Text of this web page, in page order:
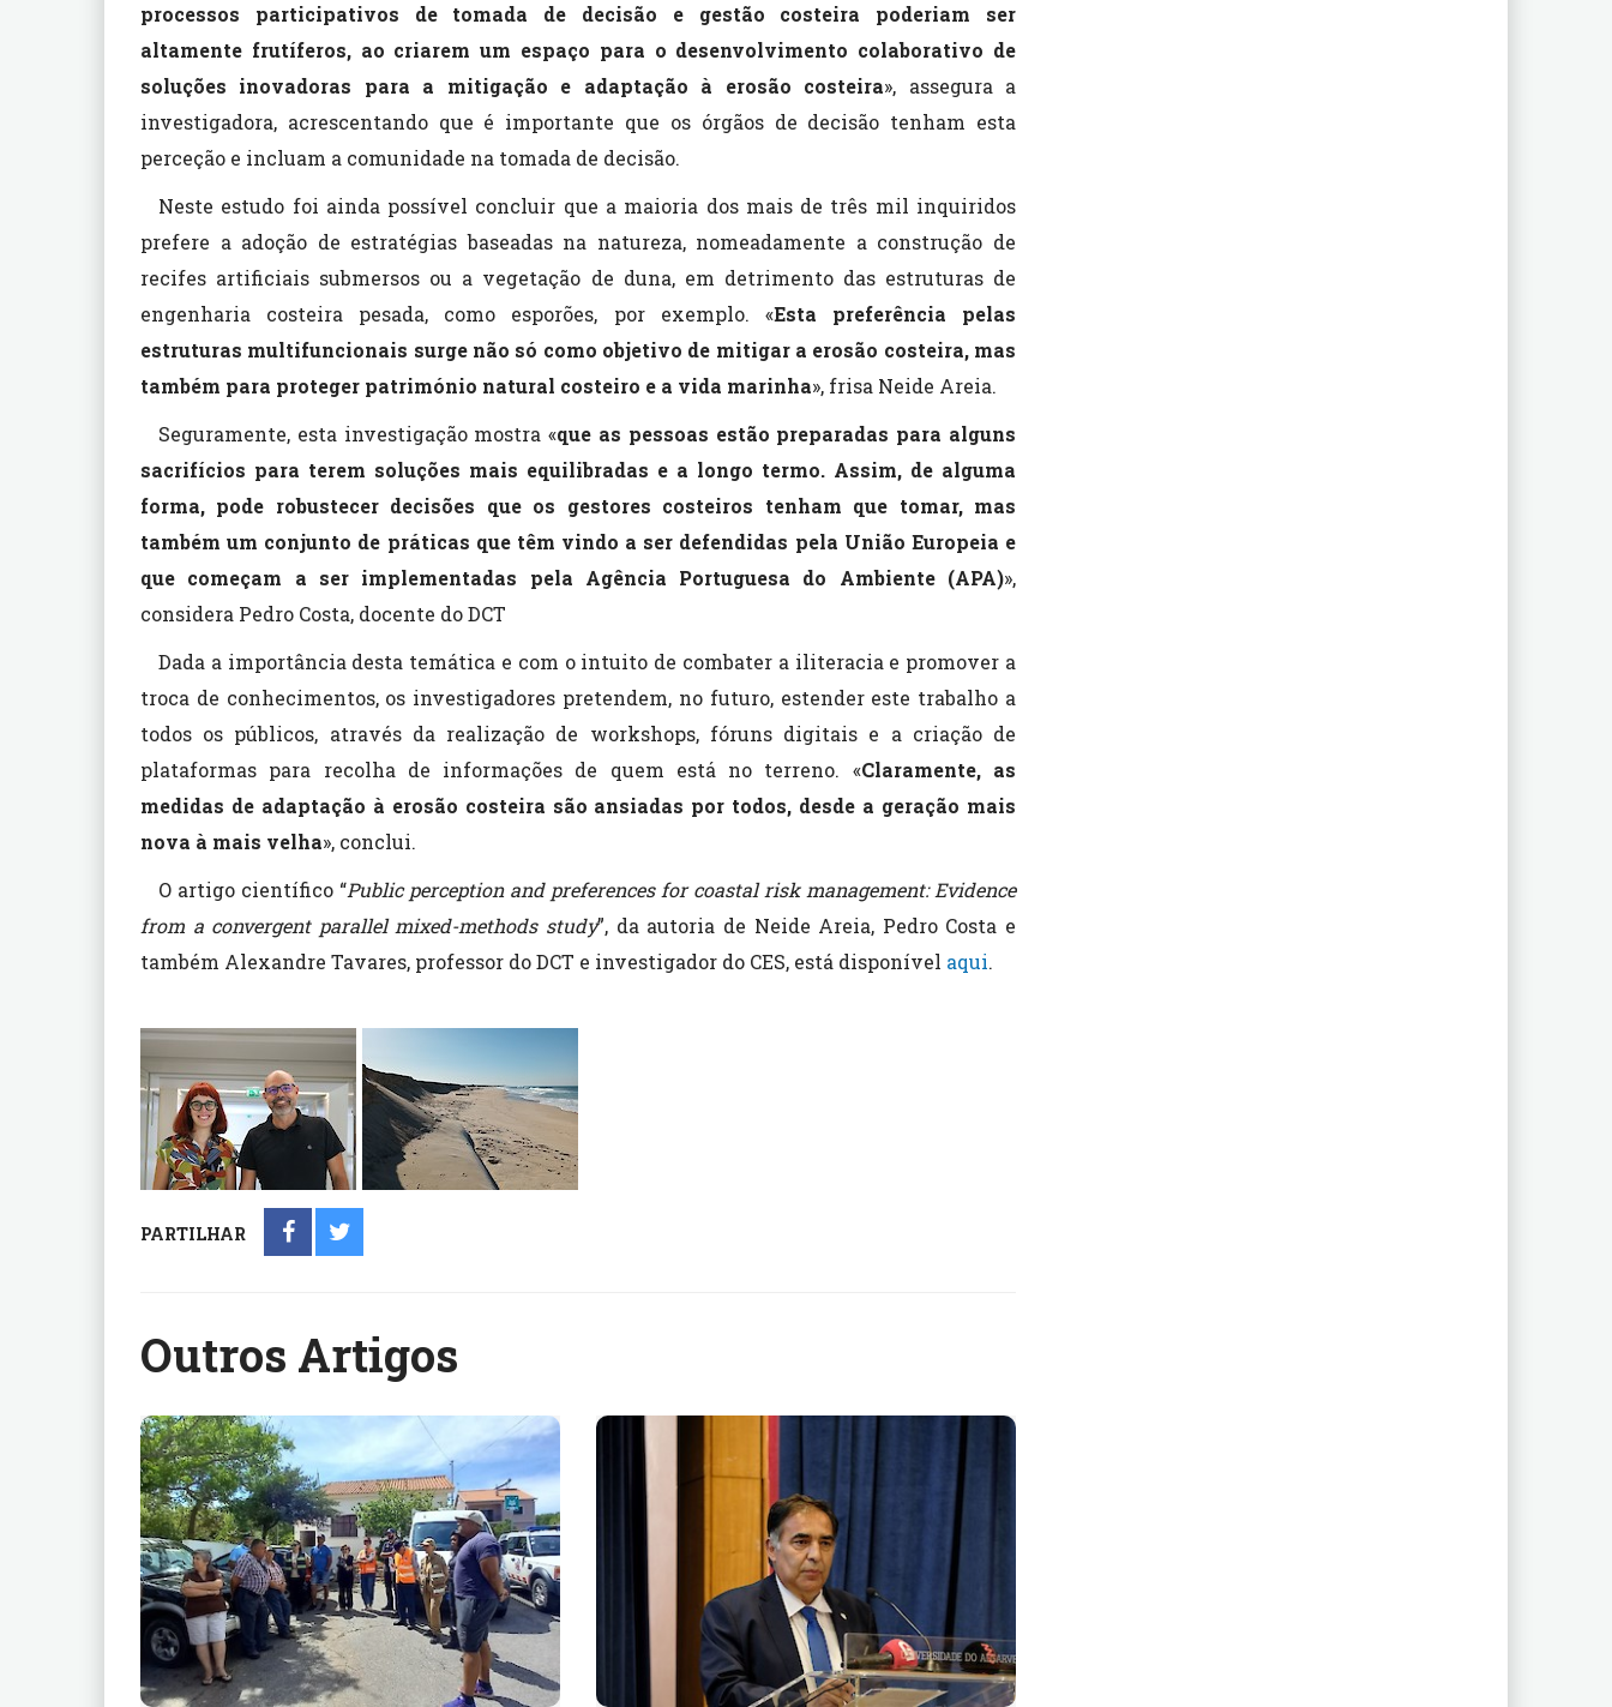
processos participativos de tomada de decisão e gestão costeira poderiam ser
altamente frutíferos, ao criarem um espaço para o desenvolvimento colaborativo de
soluções inovadoras para a mitigação e adaptação à erosão costeira», assegura a
investigadora, acrescentando que é importante que os órgãos de decisão tenham esta
perceção e incluam a comunidade na tomada de decisão.
Neste estudo foi ainda possível concluir que a maioria dos mais de três mil inquiridos
prefere a adoção de estratégias baseadas na natureza, nomeadamente a construção de
recifes artificiais submersos ou a vegetação de duna, em detrimento das estruturas de
engenharia costeira pesada, como esporões, por exemplo. «Esta preferência pelas
estruturas multifuncionais surge não só como objetivo de mitigar a erosão costeira, mas
também para proteger património natural costeiro e a vida marinha», frisa Neide Areia.
Seguramente, esta investigação mostra «que as pessoas estão preparadas para alguns
sacrifícios para terem soluções mais equilibradas e a longo termo. Assim, de alguma
forma, pode robustecer decisões que os gestores costeiros tenham que tomar, mas
também um conjunto de práticas que têm vindo a ser defendidas pela União Europeia e
que começam a ser implementadas pela Agência Portuguesa do Ambiente (APA)»,
considera Pedro Costa, docente do DCT
Dada a importância desta temática e com o intuito de combater a iliteracia e promover a
troca de conhecimentos, os investigadores pretendem, no futuro, estender este trabalho a
todos os públicos, através da realização de workshops, fóruns digitais e a criação de
plataformas para recolha de informações de quem está no terreno. «Claramente, as
medidas de adaptação à erosão costeira são ansiadas por todos, desde a geração mais
nova à mais velha», conclui.
O artigo científico “Public perception and preferences for coastal risk management: Evidence
from a convergent parallel mixed-methods study”, da autoria de Neide Areia, Pedro Costa e
também Alexandre Tavares, professor do DCT e investigador do CES, está disponível aqui.
PARTILHAR
Outros Artigos